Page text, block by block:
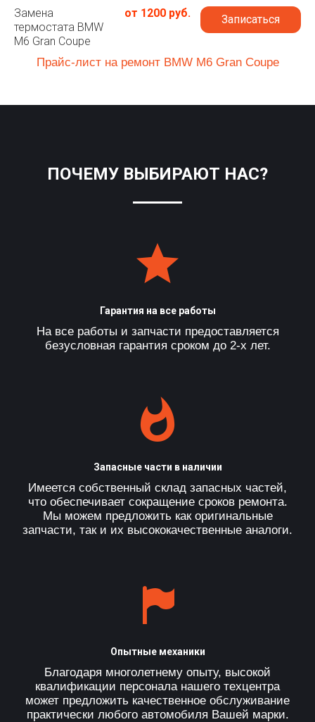
Замена
термостата BMW
M6 Gran Coupe
от 1200 руб. Записаться
Прайс-лист на ремонт BMW M6 Gran Coupe
ПОЧЕМУ ВЫБИРАЮТ НАС?
Гарантия на все работы
На все работы и запчасти предоставляется
безусловная гарантия сроком до 2-х лет.
Запасные части в наличии
Имеется собственный склад запасных частей,
что обеспечивает сокращение сроков ремонта.
Мы можем предложить как оригинальные
запчасти, так и их высококачественные аналоги.
Опытные механики
Благодаря многолетнему опыту, высокой
квалификации персонала нашего техцентра
может предложить качественное обслуживание
практически любого автомобиля Вашей марки.